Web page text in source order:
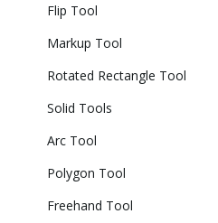
Flip Tool
Markup Tool
Rotated Rectangle Tool
Solid Tools
Arc Tool
Polygon Tool
Freehand Tool